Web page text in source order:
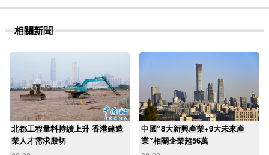
相關新聞
北都工程量料持續上升 香港建造
業人才需求殷切
中國“8大新興產業+9大未來產
業”相關企業超56萬